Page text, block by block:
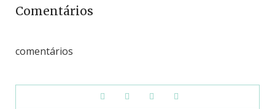
Comentários
comentários